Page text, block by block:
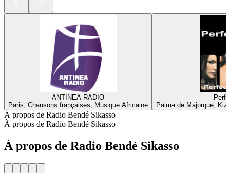
ANTINEA RADIO
Paris, Chansons françaises, Musique Africaine
Palma de Majorque,
À propos de Radio Bendé Sikasso
À propos de Radio Bendé Sikasso
À propos de Radio Bendé Sikasso